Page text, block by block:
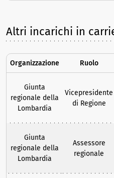
Altri incarichi in
Organizzazione Ruolo
Giunta
regionale della
Lombardia
Vicepresidente
di Regione
Giunta
regionale della
Lombardia
Assessore
regionale